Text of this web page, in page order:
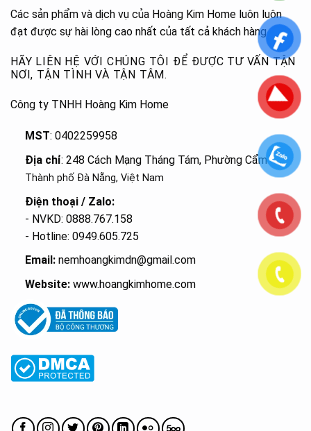
Các sản phẩm và dịch vụ của Hoàng Kim Home luôn luôn
đạt được sự hài lòng cao nhất của tất cả khách hàng.
HÃY LIÊN HỆ VỚI CHÚNG TÔI ĐỂ ĐƯỢC TƯ VẤN TẬN
NƠI, TẬN TÌNH VÀ TẬN TÂM.
Công ty TNHH Hoàng Kim Home
MST: 0402259958
Địa chỉ: 248 Cách Mạng Tháng Tám, Phường Cẩm Lệ,
Thành phố Đà Nẵng, Việt Nam
Điện thoại / Zalo:
- NVKD: 0888.767.158
- Hotline: 0949.605.725
Email:nemhoangkimdn@gmail.com
Website: www.hoangkimhome.com